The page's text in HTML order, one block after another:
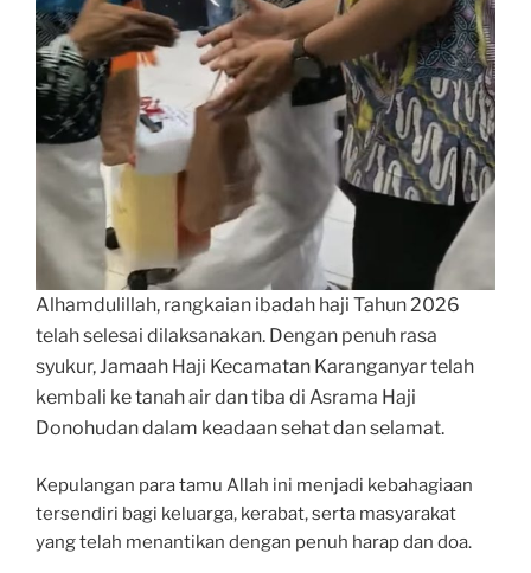
Alhamdulillah, rangkaian ibadah haji Tahun 2026
telah selesai dilaksanakan. Dengan penuh rasa
syukur, Jamaah Haji Kecamatan Karanganyar telah
kembali ke tanah air dan tiba di Asrama Haji
Donohudan dalam keadaan sehat dan selamat.
Kepulangan para tamu Allah ini menjadi kebahagiaan
tersendiri bagi keluarga, kerabat, serta masyarakat
yang telah menantikan dengan penuh harap dan doa.